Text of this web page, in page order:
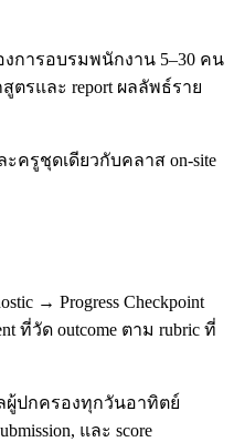
การอบรมพนักงาน 5–30 คน
ตรและ report ผลลัพธ์ราย
ครูชุดเดียวกับคลาส on-site
→ Progress Checkpoint
ที่วัด outcome ตาม rubric ที่
ผู้ปกครองทุกวันอาทิตย์
และ score